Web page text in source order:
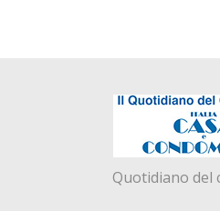
Quotidiano del